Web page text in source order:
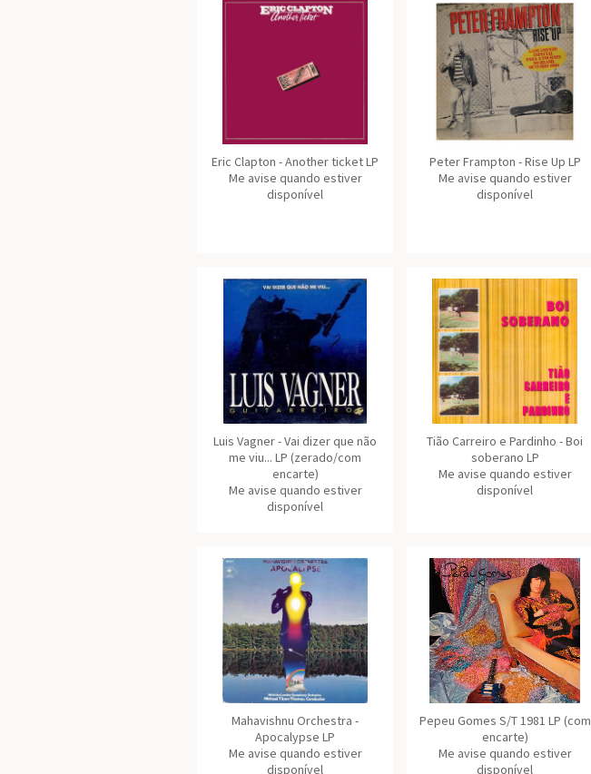
Eric Clapton - Another ticket LP
Me avise quando estiver
disponível
Peter Frampton - Rise Up LP
Me avise quando estiver
disponível
Luis Vagner - Vai dizer que não
me viu... LP (zerado/com
encarte)
Me avise quando estiver
disponível
Tião Carreiro e Pardinho - Boi
soberano LP
Me avise quando estiver
disponível
Mahavishnu Orchestra -
Apocalypse LP
Me avise quando estiver
disponível
Pepeu Gomes S/T 1981 LP (com
encarte)
Me avise quando estiver
disponível